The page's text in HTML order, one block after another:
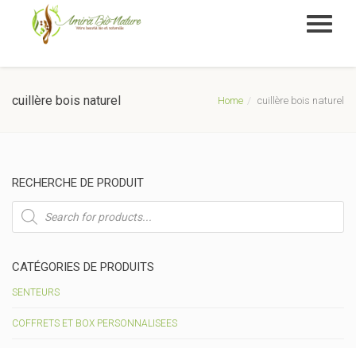
cuillère bois naturel Home cuillère bois naturel
RECHERCHE DE PRODUIT
Recherche
de
produits
CATÉGORIES DE PRODUITS
SENTEURS
COFFRETS ET BOX PERSONNALISEES